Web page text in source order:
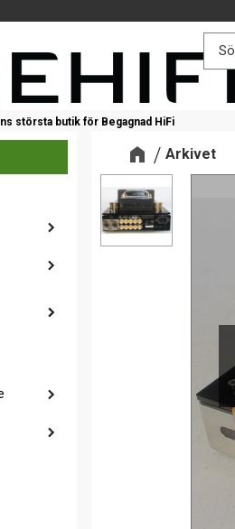
största butik för Begagnad HiFi
Arkivet